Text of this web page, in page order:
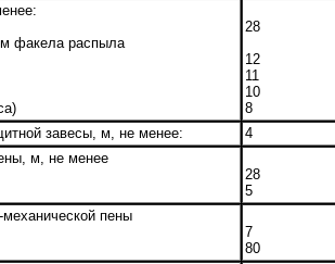
факела распыла
28
12
11
10
8
завесы, м, не менее:
4
м, не менее
28
5
пены
7
80